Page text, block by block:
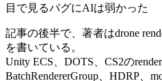
目で見るバグにAIは弱かった
記事の後半で、著者はdrone
を書いている。
Unity ECS、DOTS、CS2のrender
BatchRendererGroup、HDRP、